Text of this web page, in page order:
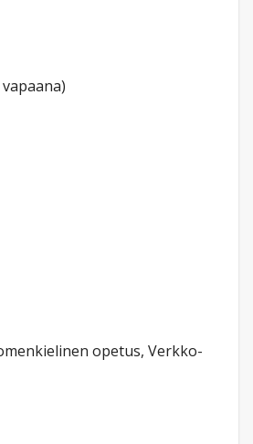
opetus, Verkko-